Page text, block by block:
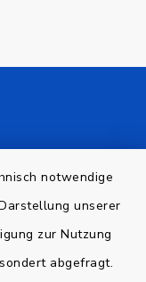
notwendige
unserer
zur Nutzung
abgefragt.